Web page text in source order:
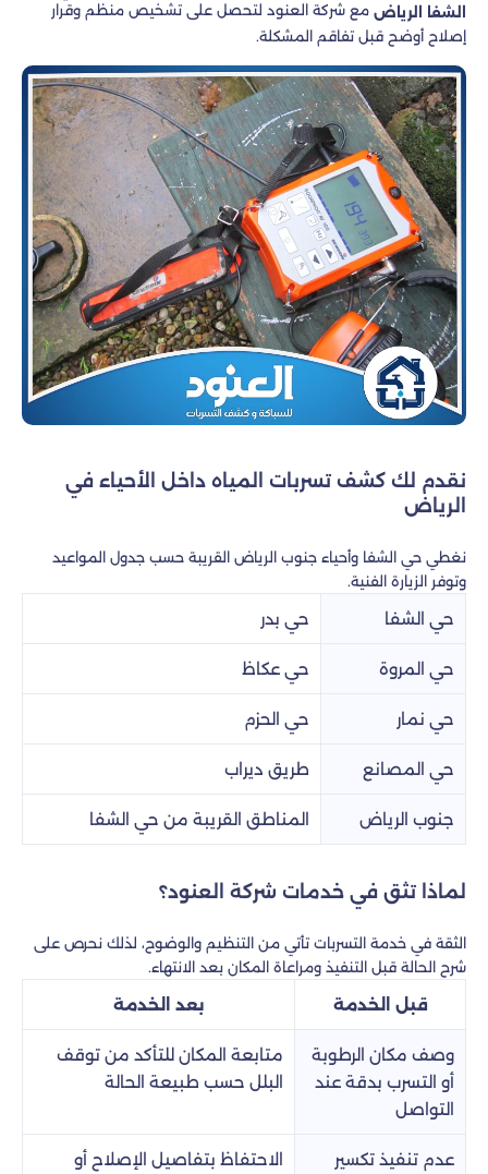
الشفا الرياض مع شركة العنود لتحصل على تشخيص منظم وقرار
إصلاح أوضح قبل تفاقم المشكلة.
نقدم لك كشف تسربات المياه داخل الأحياء في
الرياض
نغطي حي الشفا وأحياء جنوب الرياض القريبة حسب جدول المواعيد
وتوفر الزيارة الفنية.
حي الشفا حي بدر
حي المروة حي عكاظ
حي نمار حي الحزم
حي المصانع طريق ديراب
جنوب الرياض المناطق القريبة من حي الشفا
لماذا تثق في خدمات شركة العنود؟
الثقة في خدمة التسربات تأتي من التنظيم والوضوح، لذلك نحرص على
شرح الحالة قبل التنفيذ ومراعاة المكان بعد الانتهاء.
قبل الخدمة بعد الخدمة
وصف مكان الرطوبة
أو التسرب بدقة عند
التواصل
متابعة المكان للتأكد من توقف
البلل حسب طبيعة الحالة
عدم تنفيذ تكسير
الاحتفاظ بتفاصيل الإصلاح أو